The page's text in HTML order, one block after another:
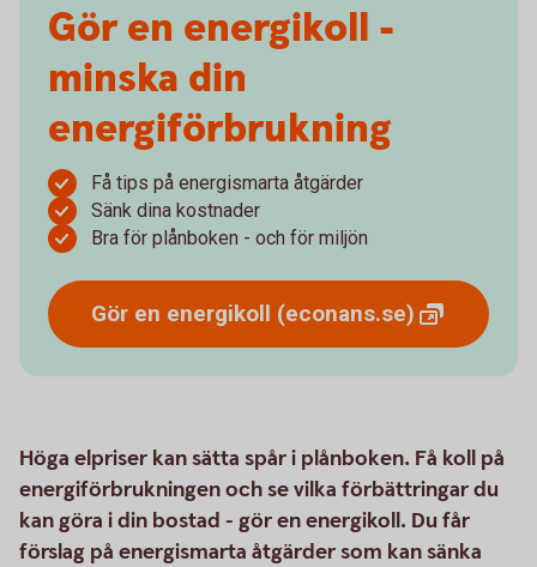
Gör en energikoll -
minska din
energiförbrukning
Få tips på energismarta åtgärder
Sänk dina kostnader
Bra för plånboken - och för miljön
Gör en energikoll (econans.se)
Höga elpriser kan sätta spår i plånboken. Få koll på
energiförbrukningen och se vilka förbättringar du
kan göra i din bostad - gör en energikoll. Du får
förslag på energismarta åtgärder som kan sänka